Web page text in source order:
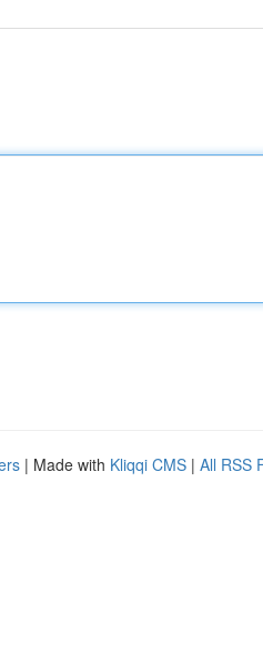
| Made with Kliqqi CMS | All RSS